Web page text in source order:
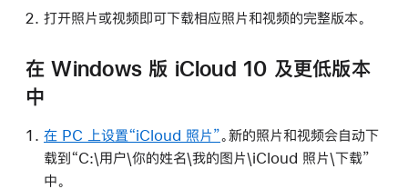
打开照片或视频即可下载相应照片和视频的完整版本。
在 Windows 版 iCloud 10 及更低版本
中
在 PC 上设置“iCloud 照片”。新的照片和视频会自动下
载到“C:\用户\你的姓名\我的图片\iCloud 照片\下载”
中。